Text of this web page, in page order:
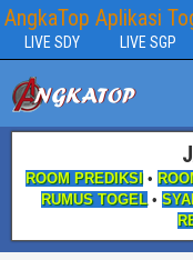
AngkaTop Aplikasi
LIVE SDY LIVE SGP
ROOM PREDIKSI •
RUMUS TOGEL•